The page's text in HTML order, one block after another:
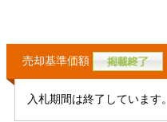
売却基準価額
入札期間は終了しています。